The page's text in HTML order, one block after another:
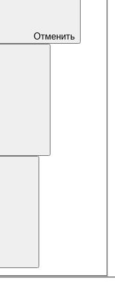
Отменить